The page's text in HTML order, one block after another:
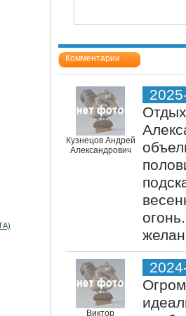
Комментарии
Кузнецов Андрей
Александрович
Виктор